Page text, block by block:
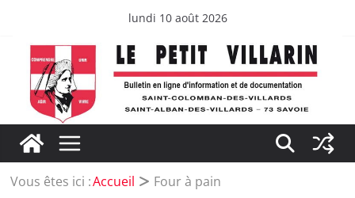
contenu
lundi 10 août 2026
Vous êtes ici :Accueil Four à pain